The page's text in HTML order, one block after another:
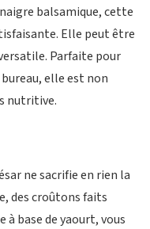
balsamique, cette
Elle peut être
Parfaite pour
elle est non
nutritive.
ne sacrifie en rien la
des croûtons faits
base de yaourt, vous